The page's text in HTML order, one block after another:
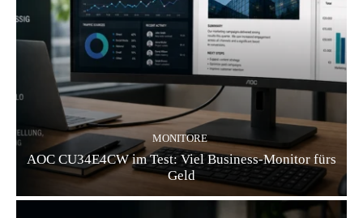
MONITORE
AOC CU34E4CW im Test: Viel Business-Monitor fürs
Geld